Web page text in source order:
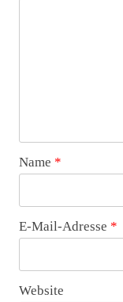
Name *
E-Mail-Adresse *
Website